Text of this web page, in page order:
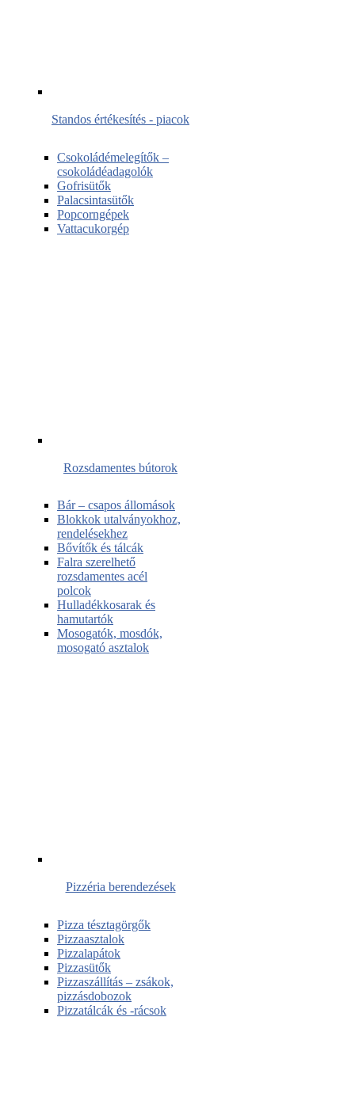
Standos értékesítés - piacok
Csokoládémelegítők –
csokoládéadagolók
Gofrisütők
Palacsintasütők
Popcorngépek
Vattacukorgép
Rozsdamentes bútorok
Bár – csapos állomások
Blokkok utalványokhoz,
rendelésekhez
Bővítők és tálcák
Falra szerelhető
rozsdamentes acél
polcok
Hulladékkosarak és
hamutartók
Mosogatók, mosdók,
mosogató asztalok
Pizzéria berendezések
Pizza tésztagörgők
Pizzaasztalok
Pizzalapátok
Pizzasütők
Pizzaszállítás – zsákok,
pizzásdobozok
Pizzatálcák és -rácsok